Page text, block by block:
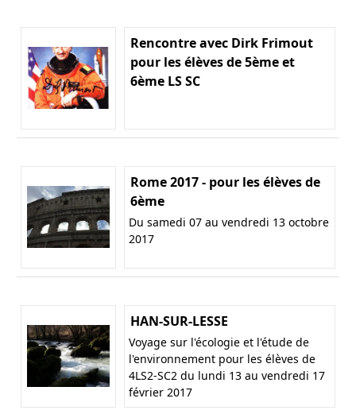
Rencontre avec Dirk Frimout
pour les élèves de 5ème et
6ème LS SC
Rome 2017 - pour les élèves de
6ème
Du samedi 07 au vendredi 13 octobre
2017
HAN-SUR-LESSE
Voyage sur l'écologie et l'étude de
l'environnement pour les élèves de
4LS2-SC2 du lundi 13 au vendredi 17
février 2017